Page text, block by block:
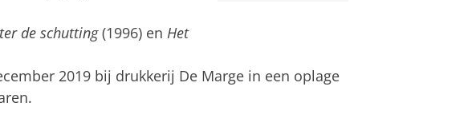
de schutting(1996) en Het
2019 bij drukkerij De Marge in een oplage